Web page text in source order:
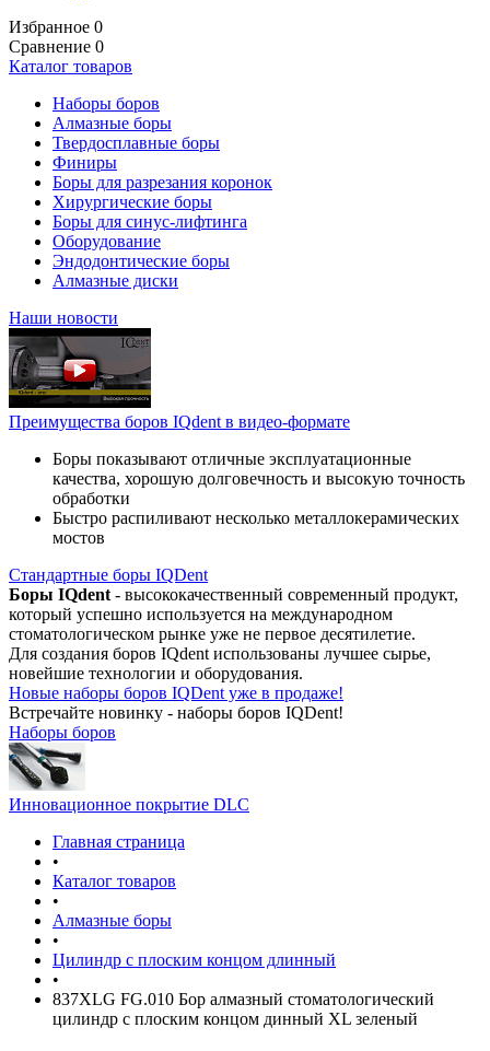
Избранное 0
Сравнение 0
Каталог товаров
Наборы боров
Алмазные боры
Твердосплавные боры
Финиры
Боры для разрезания коронок
Хирургические боры
Боры для синус-лифтинга
Оборудование
Эндодонтические боры
Алмазные диски
Наши новости
Преимущества боров IQdent в видео-формате
Боры показывают отличные эксплуатационные
качества, хорошую долговечность и высокую точность
обработки
Быстро распиливают несколько металлокерамических
мостов
Стандартные боры IQDent
Боры IQdent - высококачественный современный продукт,
который успешно используется на международном
стоматологическом рынке уже не первое десятилетие.
Для создания боров IQdent использованы лучшее сырье,
новейшие технологии и оборудования.
Новые наборы боров IQDent уже в продаже!
Встречайте новинку - наборы боров IQDent!
Наборы боров
Инновационное покрытие DLC
Главная страница
•
Каталог товаров
•
Алмазные боры
•
Цилиндр с плоским концом длинный
•
837XLG FG.010 Бор алмазный стоматологический
цилиндр с плоским концом динный XL зеленый